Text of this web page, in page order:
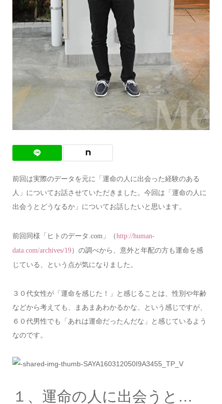
前回は実際のデータを元に「運命の人に出会った経験のある
人」についてお話させていただきました。今回は「運命の人に
出会うとどうなるか」についてお話したいと思います。
前回同様「ヒトのデータ .com 」（http://human-
data.com/archives/19）の調べから、意外と年配の方も運命を感
じている、という点が気になりました。
３０代女性が「運命を感じた！」と感じることは、性別や年齢
などから考えても、まあまあわかるかな、という感じですが、
６０代男性でも「あれは運命だったんだな」と感じているよう
なのです。
１、運命の人に出会うと…